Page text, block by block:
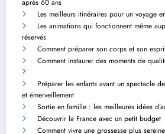
après 60 ans
Les meilleurs itinéraires pour un voyage
Les animations qui fonctionnent même
réservés
Comment préparer son corps et son
Comment instaurer des moments de
?
Préparer les enfants avant un spectacle
et émerveillement
Sortie en famille : les meilleures idées
Découvrir la France avec un petit budget
Comment vivre une grossesse plus